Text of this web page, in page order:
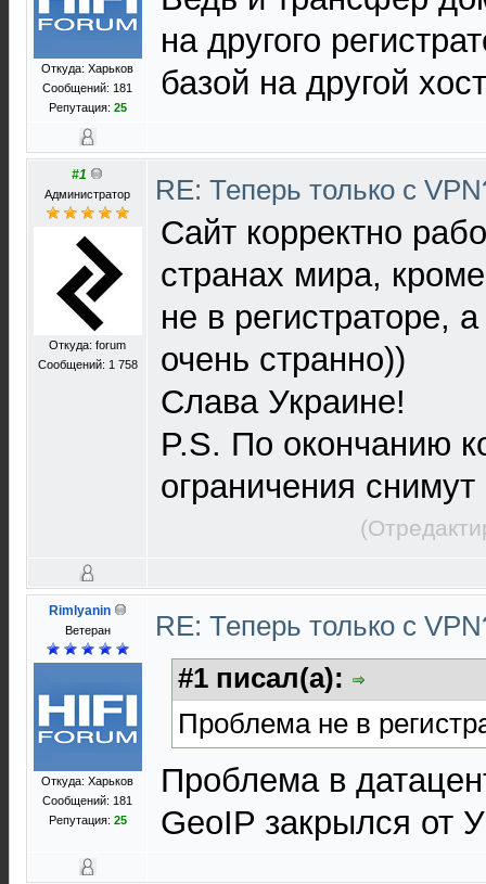
Откуда: Харьков
Сообщений: 181
Репутация: 25
на другого
базой на другой
#1
Администратор
Откуда: forum
Сообщений: 1 758
RE: Теперь только с
Сайт корректно
странах мира,
не в регистраторе,
очень странно))
Слава Украине!
P.S. По окончанию
ограничения снимут
Rimlyanin
Ветеран
Откуда: Харьков
Сообщений: 181
Репутация: 25
RE: Теперь только с
#1 писал(а):
Проблема не в
Проблема в
GeoIP закрылся от